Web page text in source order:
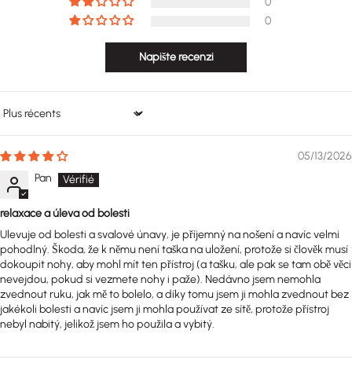
0
Napište recenzi
Sort by
05/13/2026
Pan
relaxace a úleva od bolesti
Ulevuje od bolesti a svalové únavy, je příjemný na nošení a navíc velmi
pohodlný. Škoda, že k němu není taška na uložení, protože si člověk musí
dokoupit nohy, aby mohl mít ten přístroj (a tašku, ale pak se tam obě věci
nevejdou, pokud si vezmete nohy i paže). Nedávno jsem nemohla
zvednout ruku, jak mě to bolelo, a díky tomu jsem ji mohla zvednout bez
jakékoli bolesti a navíc jsem ji mohla používat ze sítě, protože přístroj
nebyl nabitý, jelikož jsem ho použila a vybitý.